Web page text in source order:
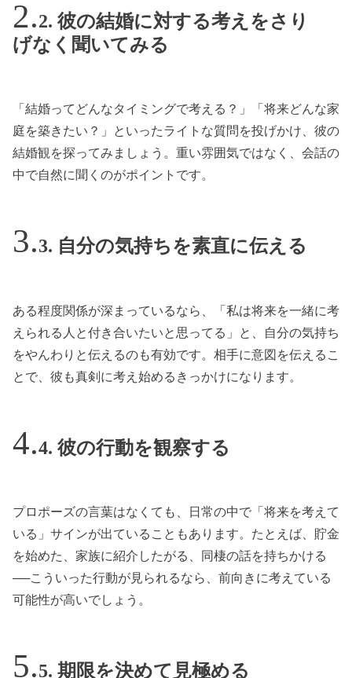
2. 彼の結婚に対する考えをさり
げなく聞いてみる
「結婚ってどんなタイミングで考える？」「将来どんな家
庭を築きたい？」といったライトな質問を投げかけ、彼の
結婚観を探ってみましょう。重い雰囲気ではなく、会話の
中で自然に聞くのがポイントです。
3. 自分の気持ちを素直に伝える
ある程度関係が深まっているなら、「私は将来を一緒に考
えられる人と付き合いたいと思ってる」と、自分の気持ち
をやんわりと伝えるのも有効です。相手に意図を伝えるこ
とで、彼も真剣に考え始めるきっかけになります。
4. 彼の行動を観察する
プロポーズの言葉はなくても、日常の中で「将来を考えて
いる」サインが出ていることもあります。たとえば、貯金
を始めた、家族に紹介したがる、同棲の話を持ちかける
──こういった行動が見られるなら、前向きに考えている
可能性が高いでしょう。
5. 期限を決めて見極める